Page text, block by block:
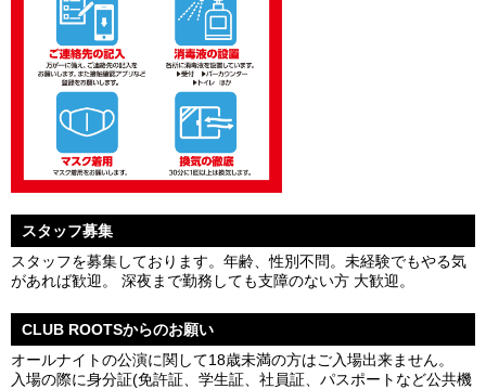
スタッフ募集
スタッフを募集しております。年齢、性別不問。未経験でもやる気
があれば歓迎。 深夜まで勤務しても支障のない方 大歓迎。
CLUB ROOTSからのお願い
オールナイトの公演に関して18歳未満の方はご入場出来ません。
入場の際に身分証(免許証、学生証、社員証、パスポートなど公共機